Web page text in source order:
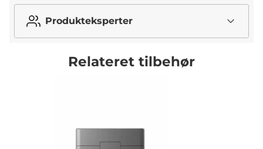
Produkteksperter
Relateret tilbehør